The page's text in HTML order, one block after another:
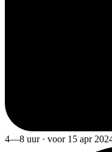
4—8 uur · voor 15 apr